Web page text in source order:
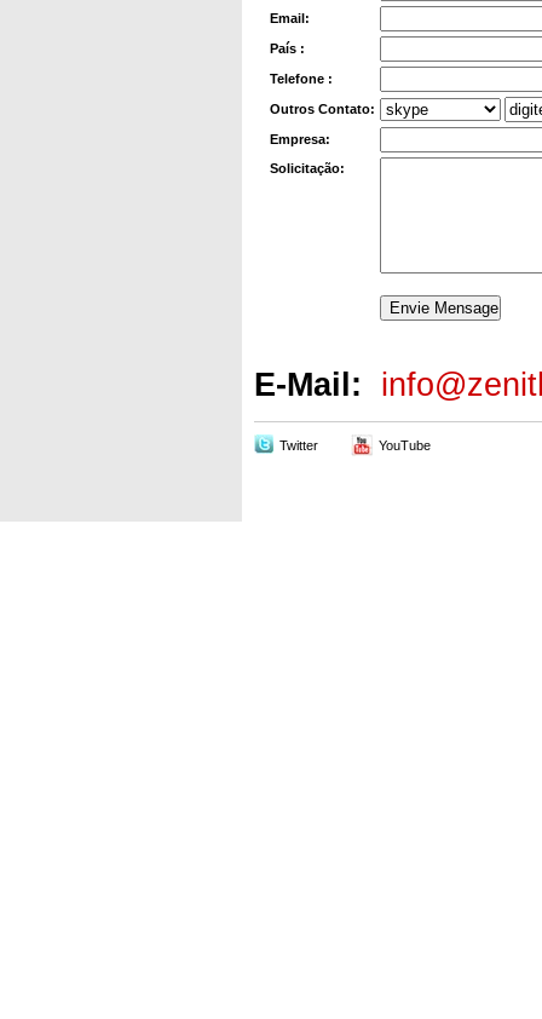
Email:
País :
Telefone :
Outros Contato:
Empresa:
Solicitação:
E-Mail:
Twitter YouTube